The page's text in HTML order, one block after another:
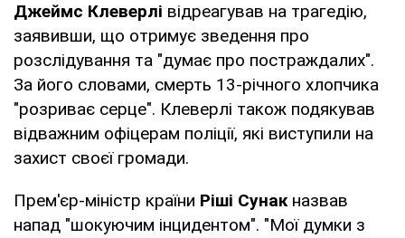
Джеймс Клеверлі відреагував на трагедію,
заявивши, що отримує зведення про
розслідування та "думає про постраждалих".
За його словами, смерть 13-річного хлопчика
"розриває серце". Клеверлі також подякував
відважним офіцерам поліції, які виступили на
захист своєї громади.
Прем'єр-міністр країни Ріші Сунак назвав
напад "шокуючим інцидентом". "Мої думки з